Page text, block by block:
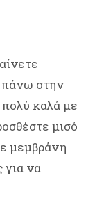
πάνω στην
καλά με
μισό
μεμβράνη
για να